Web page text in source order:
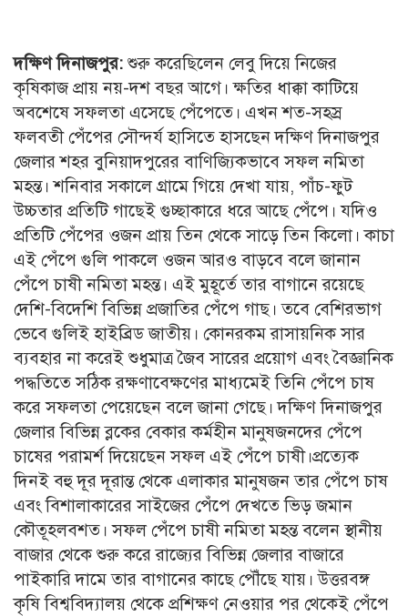
দক্ষিণ দিনাজপুর: শুরু করেছিলেন লেবু দিয়ে নিজের
কৃষিকাজ প্রায় নয়-দশ বছর আগে। ক্ষতির ধাক্কা কাটিয়ে
অবশেষে সফলতা এসেছে পেঁপেতে। এখন শত-সহস্র
ফলবতী পেঁপের সৌন্দর্য হাসিতে হাসছেন দক্ষিণ দিনাজপুর
জেলার শহর বুনিয়াদপুরের বাণিজ্যিকভাবে সফল নমিতা
মহন্ত। শনিবার সকালে গ্রামে গিয়ে দেখা যায়, পাঁচ-ফুট
উচ্চতার প্রতিটি গাছেই গুচ্ছাকারে ধরে আছে পেঁপে। যদিও
প্রতিটি পেঁপের ওজন প্রায় তিন থেকে সাড়ে তিন কিলো। কাচা
এই পেঁপে গুলি পাকলে ওজন আরও বাড়বে বলে জানান
পেঁপে চাষী নমিতা মহন্ত। এই মুহূর্তে তার বাগানে রয়েছে
দেশি-বিদেশি বিভিন্ন প্রজাতির পেঁপে গাছ। তবে বেশিরভাগ
ভেবে গুলিই হাইব্রিড জাতীয়। কোনরকম রাসায়নিক সার
ব্যবহার না করেই শুধুমাত্র জৈব সারের প্রয়োগ এবং বৈজ্ঞানিক
পদ্ধতিতে সঠিক রক্ষণাবেক্ষণের মাধ্যমেই তিনি পেঁপে চাষ
করে সফলতা পেয়েছেন বলে জানা গেছে। দক্ষিণ দিনাজপুর
জেলার বিভিন্ন ব্লকের বেকার কর্মহীন মানুষজনদের পেঁপে
চাষের পরামর্শ দিয়েছেন সফল এই পেঁপে চাষী।প্রত্যেক
দিনই বহু দূর দূরান্ত থেকে এলাকার মানুষজন তার পেঁপে চাষ
এবং বিশালাকারের সাইজের পেঁপে দেখতে ভিড় জমান
কৌতূহলবশত। সফল পেঁপে চাষী নমিতা মহন্ত বলেন স্থানীয়
বাজার থেকে শুরু করে রাজ্যের বিভিন্ন জেলার বাজারে
পাইকারি দামে তার বাগানের কাছে পৌঁছে যায়। উত্তরবঙ্গ
কৃষি বিশ্ববিদ্যালয় থেকে প্রশিক্ষণ নেওয়ার পর থেকেই পেঁপে